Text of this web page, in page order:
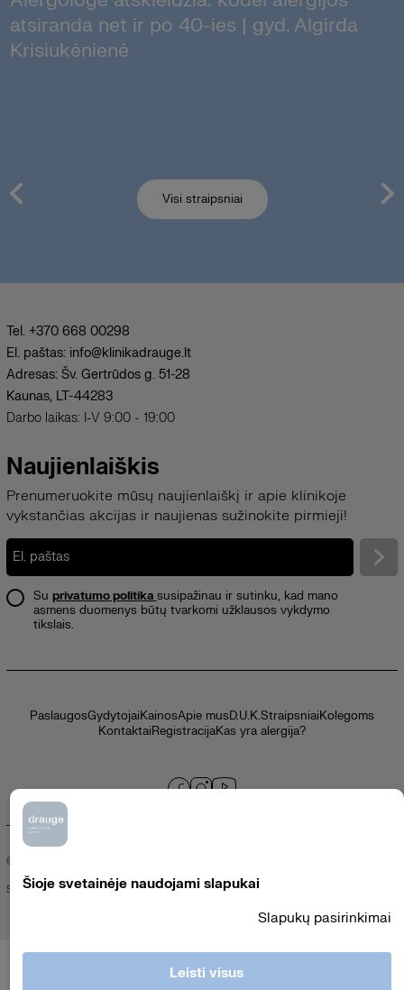
atsiranda net ir po 40-ies | gyd. Algirda
Krisiukėnienė
Visi straipsniai
Tel. +370 668 00298
El. paštas: info@klinikadrauge.lt
Adresas: Šv. Gertrūdos g. 51-28
Kaunas, LT-44283
Darbo laikas: I-V 9:00 - 19:00
Naujienlaiškis
Prenumeruokite mūsų naujienlaiškį ir apie klinikoje
vykstančias akcijas ir naujienas sužinokite pirmieji!
Su privatumo politika susipažinau ir sutinku, kad mano
asmens duomenys būtų tvarkomi užklausos vykdymo
tikslais.
PaslaugosGydytojaiKainosApie musD.U.K.StraipsniaiKolegoms
KontaktaiRegistracijaKas yra alergija?
© 2026 klinikadrauge.lt /
SukūrėŠioje svetainėje naudojami slapukai
Slapukų pasirinkimai
Leisti visus